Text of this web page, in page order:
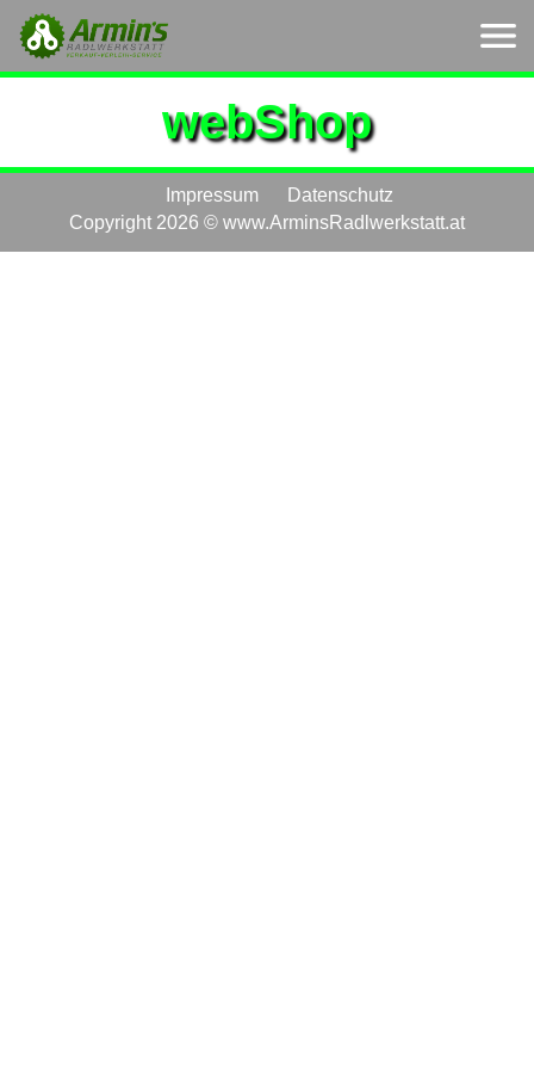
webShop
Copyright 2026 © www.ArminsRadlwerkstatt.at
Impressum Datenschutz